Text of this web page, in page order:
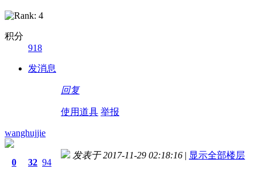
积分
918
发消息
回复
使用道具 举报
wanghujjie
0 32 94
发表于 2017-11-29 02:18:16 | 显示全部楼层